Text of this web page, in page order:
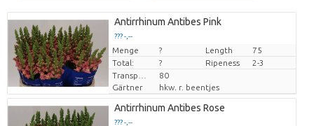
Antirrhinum Antibes Pink
??? -,--
Preis pro Stück
Menge ? Length
75
Total:
? Ripeness
2-3
80
Gärtner
hkw. r. beentjes
Antirrhinum Antibes Rose
??? -,--